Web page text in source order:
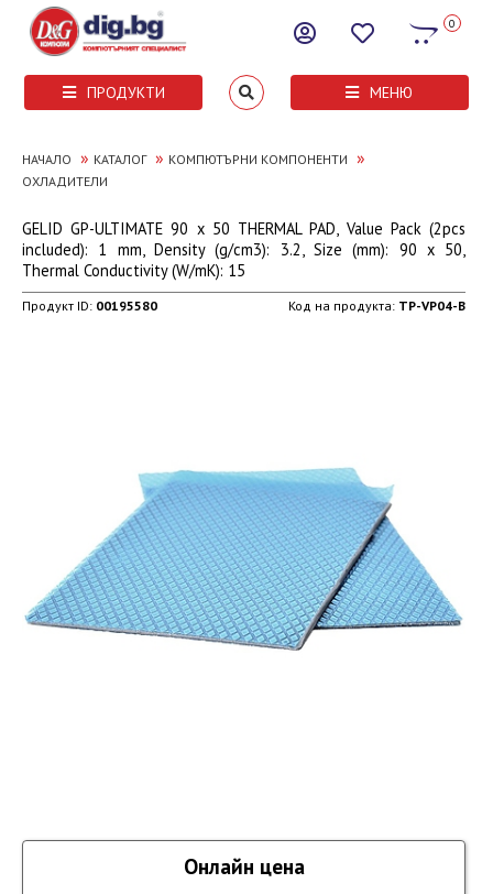
0
ПРОДУКТИ МЕНЮ
НАЧАЛО » КАТАЛОГ » КОМПЮТЪРНИ КОМПОНЕНТИ »
ОХЛАДИТЕЛИ
GELID GP-ULTIMATE 90 x 50 THERMAL PAD, Value Pack (2pcs
included): 1 mm, Density (g/cm3): 3.2, Size (mm): 90 x 50,
Thermal Conductivity (W/mK): 15
Продукт ID: 00195580 Код на продукта: TP-VP04-B
Онлайн цена